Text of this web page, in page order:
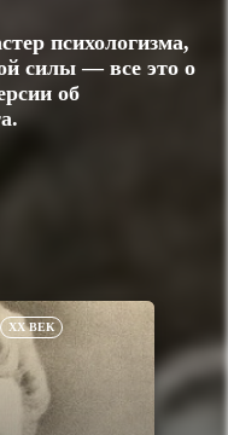
психологизма,
силы — все это о
об
XX ВЕК